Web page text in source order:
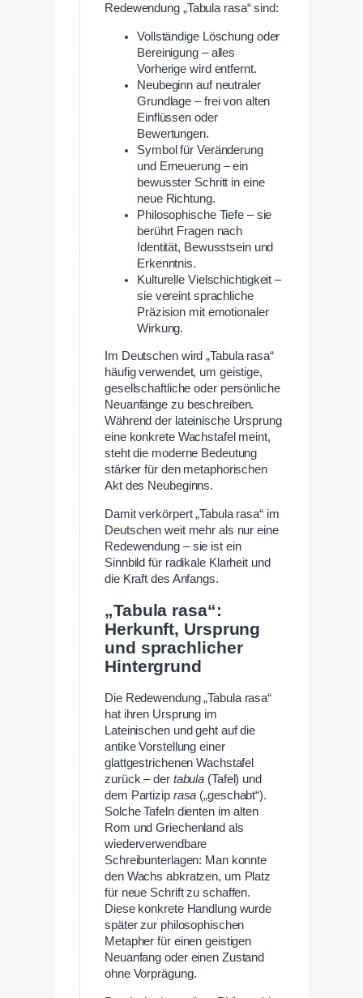
Redewendung „Tabula rasa“ sind:
Vollständige Löschung oder
Bereinigung – alles
Vorherige wird entfernt.
Neubeginn auf neutraler
Grundlage – frei von alten
Einflüssen oder
Bewertungen.
Symbol für Veränderung
und Erneuerung – ein
bewusster Schritt in eine
neue Richtung.
Philosophische Tiefe – sie
berührt Fragen nach
Identität, Bewusstsein und
Erkenntnis.
Kulturelle Vielschichtigkeit –
sie vereint sprachliche
Präzision mit emotionaler
Wirkung.
Im Deutschen wird „Tabula rasa“
häufig verwendet, um geistige,
gesellschaftliche oder persönliche
Neuanfänge zu beschreiben.
Während der lateinische Ursprung
eine konkrete Wachstafel meint,
steht die moderne Bedeutung
stärker für den metaphorischen
Akt des Neubeginns.
Damit verkörpert „Tabula rasa“ im
Deutschen weit mehr als nur eine
Redewendung – sie ist ein
Sinnbild für radikale Klarheit und
die Kraft des Anfangs.
„Tabula rasa“:
Herkunft, Ursprung
und sprachlicher
Hintergrund
Die Redewendung „Tabula rasa“
hat ihren Ursprung im
Lateinischen und geht auf die
antike Vorstellung einer
glattgestrichenen Wachstafel
zurück – der tabula (Tafel) und
dem Partizip rasa („geschabt“).
Solche Tafeln dienten im alten
Rom und Griechenland als
wiederverwendbare
Schreibunterlagen: Man konnte
den Wachs abkratzen, um Platz
für neue Schrift zu schaffen.
Diese konkrete Handlung wurde
später zur philosophischen
Metapher für einen geistigen
Neuanfang oder einen Zustand
ohne Vorprägung.